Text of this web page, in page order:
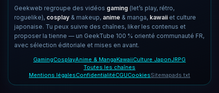
Geekweb regroupe des vidéos gaming (let’s play, rétro,
roguelike), cosplay & makeup, anime & manga, kawaii et culture
japonaise. Tu peux suivre des chaînes, liker les contenus et
proposer la tienne — un GeekTube 100 % orienté communauté FR,
avec sélection éditoriale et mises en avant.
GamingCosplayAnime & MangaKawaiiCulture JaponJRPG
Toutes les chaînes
Mentions légalesConfidentialitéCGUCookiesSitemapads.txt